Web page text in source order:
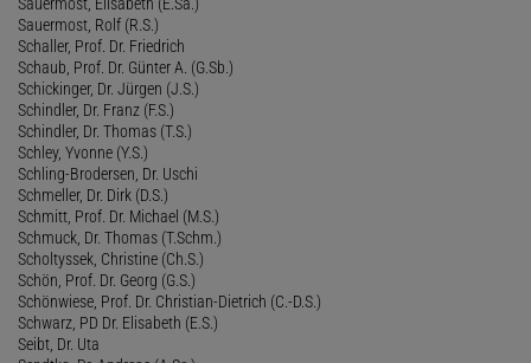
Sauermost, Rolf (R.S.)
Schaller, Prof. Dr. Friedrich
Schaub, Prof. Dr. Günter A. (G.Sb.)
Schickinger, Dr. Jürgen (J.S.)
Schindler, Dr. Franz (F.S.)
Schindler, Dr. Thomas (T.S.)
Schley, Yvonne (Y.S.)
Schling-Brodersen, Dr. Uschi
Schmeller, Dr. Dirk (D.S.)
Schmitt, Prof. Dr. Michael (M.S.)
Schmuck, Dr. Thomas (T.Schm.)
Scholtyssek, Christine (Ch.S.)
Schön, Prof. Dr. Georg (G.S.)
Schönwiese, Prof. Dr. Christian-Dietrich (C.-D.S.)
Schwarz, PD Dr. Elisabeth (E.S.)
Seibt, Dr. Uta